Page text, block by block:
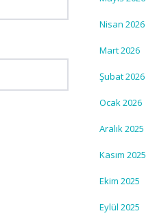
Nisan 2026
Mart 2026
Şubat 2026
Ocak 2026
Aralık 2025
Kasım 2025
Ekim 2025
Eylül 2025